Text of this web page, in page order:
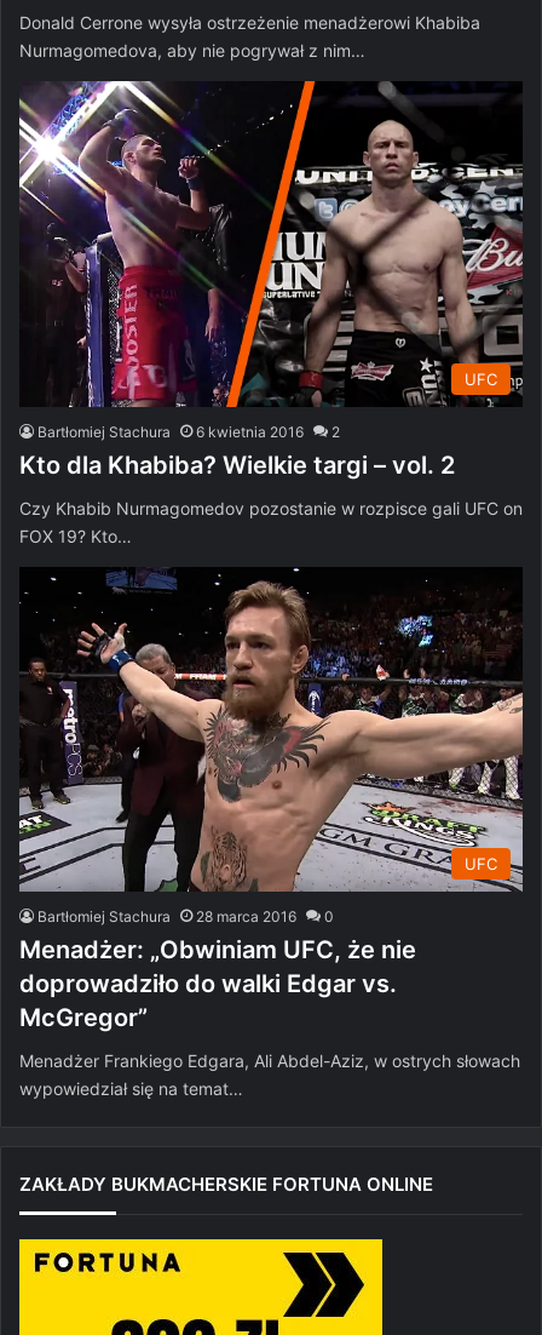
Donald Cerrone wysyła ostrzeżenie menadżerowi Khabiba
Nurmagomedova, aby nie pogrywał z nim…
UFC
Bartłomiej Stachura 6 kwietnia 2016 2
Kto dla Khabiba? Wielkie targi – vol. 2
Czy Khabib Nurmagomedov pozostanie w rozpisce gali UFC on
FOX 19? Kto…
UFC
Bartłomiej Stachura 28 marca 2016 0
Menadżer: „Obwiniam UFC, że nie
doprowadziło do walki Edgar vs.
McGregor”
Menadżer Frankiego Edgara, Ali Abdel-Aziz, w ostrych słowach
wypowiedział się na temat…
ZAKŁADY BUKMACHERSKIE FORTUNA ONLINE